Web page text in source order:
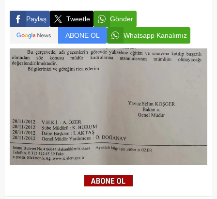
Paylaş Tweetle Gönder
ABONE OL Whatsapp Kanalımız